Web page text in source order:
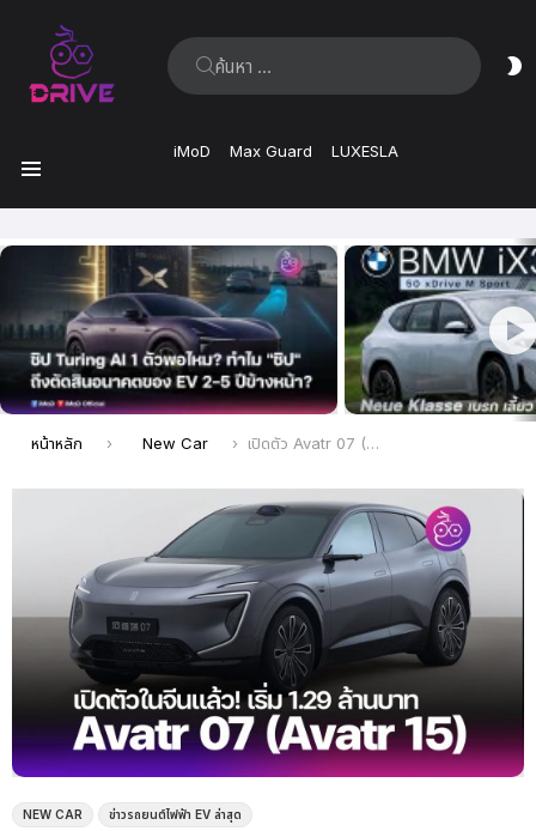
ค้นหา:
iMoD Max Guard LUXESLA
ล่าสุด
คุณอยู่ที่นี่:
หน้าหลัก New Car เปิดตัว Avatr 07 (Avatr 15) อย่างเป็นทางการในจีน ครอสโอเวอร์ไฟฟ้าใหม่ล่าสุด เริ่มต้น 1.29 ล้านบาท
NEW CAR ข่าวรถยนต์ไฟฟ้า EV ล่าสุด